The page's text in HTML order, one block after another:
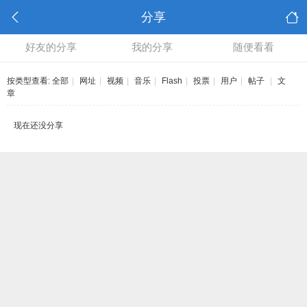
分享
好友的分享 我的分享 随便看看
按类型查看: 全部 网址 视频 音乐 Flash 投票 用户 帖子
文
章
现在还没分享